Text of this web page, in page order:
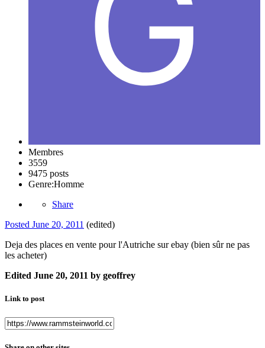
Membres
3559
9475 posts
Genre:Homme
Share
Posted June 20, 2011 (edited)
Deja des places en vente pour l'Autriche sur ebay (bien sûr ne pas
les acheter)
Edited June 20, 2011 by geoffrey
Link to post